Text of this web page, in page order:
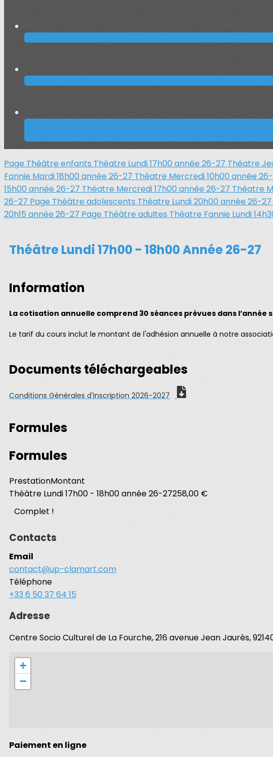
Page Théâtre enfants Théatre Lundi 17h00 année 26-27 Théatre
Fannie Mardi 18h00 année 26-27 Théatre Mercredi 10h00 année
15h00 année 26-27 Théatre Mercredi 17h00 année 26-27 Théatre
26-27 Page Théâtre adolescents Théatre Lundi 20h00 année 26-27
20h15 année 26-27 Page Théâtre adultes Théatre Fannie Lundi
Théâtre Lundi 17h00 - 18h00 Année 26-27
Information
La cotisation annuelle comprend 30 séances prévues dans
Le tarif du cours inclut le montant de l'adhésion annuelle à notre
Documents téléchargeables
Conditions Générales d'Inscription 2026-2027
Formules
Formules
PrestationMontant
Théâtre Lundi 17h00 - 18h00 année 26-27258,00 €
Complet !
Contacts
Email
contact@up-clamart.com
Téléphone
+33 6 50 37 64 15
Adresse
Centre Socio Culturel de La Fourche, 216 avenue Jean Jaurès,
+
−
Paiement en ligne